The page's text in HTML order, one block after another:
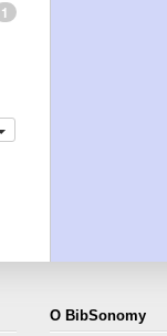
1
О BibSonomy